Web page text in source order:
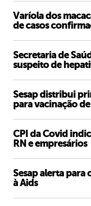
Varíola dos
de casos
Secretaria de
suspeito de
Sesap distribui
para vacinação
CPI da Covid
RN e empresários
Sesap alerta para
à Aids